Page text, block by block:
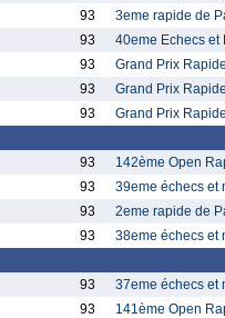
93
3eme rapide de
93
40eme Echecs et
93
Grand Prix
93
Grand Prix
93 Grand Prix
93
142ème Open
93
39eme échecs et
93
2eme rapide de
93 38eme échecs et
93
37eme échecs et
93
141ème Open